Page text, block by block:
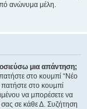
ανώνυμα μέλη.
μια απάντηση;
στο κουμπί “Νέο
στο κουμπί
να μπορέσετε να
σας σε κάθε Δ. Συζήτηση